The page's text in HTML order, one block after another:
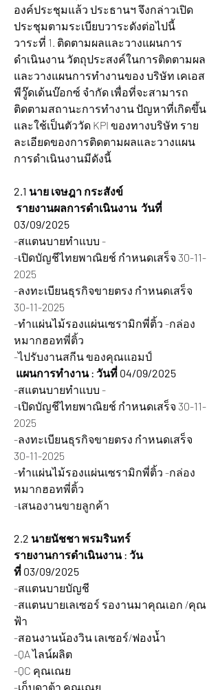
องค์ประชุมแล้ว ประธานฯ จึงกล่าวเปิด
ประชุมตามระเบียบวาระดังต่อไปนี้
วาระที่ 1. ติดตามผลและวางแผนการ
ดำเนินงาน วัตถุประสงค์ในการติดตามผล
และวางแผนการทำงานของ บริษัท เคเอส
พีวู๊ดเด้นบ๊อกซ์ จำกัด เพื่อที่จะสามารถ
ติดตามสถานะการทำงาน ปัญหาที่เกิดขึ้น
และใช้เป็นตัววัด KPI ของทางบริษัท ราย
ละเอียดของการติดตามผลและวางแผน
การดำเนินงานมีดังนี้
2.1 นาย เจษฎา กระสังข์
รายงานผลการดำเนินงาน  วันที่
03/09/2025
-สแตนบายทำแบบ -
-เปิดบัญชีไทยพาณิยช์ กำหนดเสร็จ 30-11-
2025
-ลงทะเบียนธุรกิจขายตรง กำหนดเสร็จ
30-11-2025
-ทำแผ่นไม้รองแผ่นเซรามิกพี่ติ้ว -กล่อง
หมากฮอทพี่ติ้ว
-ไปรับงานสกีน ของคุณแอมป์
แผนการทำงาน : วันที่ 04/09/2025
-สแตนบายทำแบบ -
-เปิดบัญชีไทยพาณิยช์ กำหนดเสร็จ 30-11-
2025
-ลงทะเบียนธุรกิจขายตรง กำหนดเสร็จ
30-11-2025
-ทำแผ่นไม้รองแผ่นเซรามิกพี่ติ้ว -กล่อง
หมากฮอทพี่ติ้ว
-เสนองานขายลูกค้า
2.2 นายนัชชา พรมรินทร์
รายงานการดำเนินงาน : วัน
ที่ 03/09/2025
-สแตนบายบัญชี
-สแตนบายเลเซอร์ รองานมาคุณเอก /คุณ
ฟ้า
-สอนงานน้องวิน เลเซอร์/ฟองน้ำ
-QA ไลน์ผลิต
-QC คุณเณย
-เก็บดาต้า คุณเณย